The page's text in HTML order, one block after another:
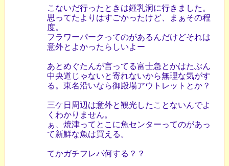
こないだ行ったときは鍾乳洞に行きました。
思ってたよりはすごかったけど、まぁその程
度。
フラワーパークってのがあるんだけどそれは
意外とよかったらしいよー
あとめぐたんが言ってる富士急とかはたぶん
中央道じゃないと寄れないから無理な気がす
る。東名沿いなら御殿場アウトレットとか？
三ケ日周辺は意外と観光したことないんでよ
くわかりません。
ぁ、焼津ってとこに魚センターってのがあっ
て新鮮な魚は買える。
てかガチフレパ何する？？